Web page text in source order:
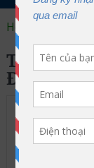
Home
TRANG
ĐỘNG